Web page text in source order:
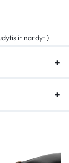
ir nardyti)